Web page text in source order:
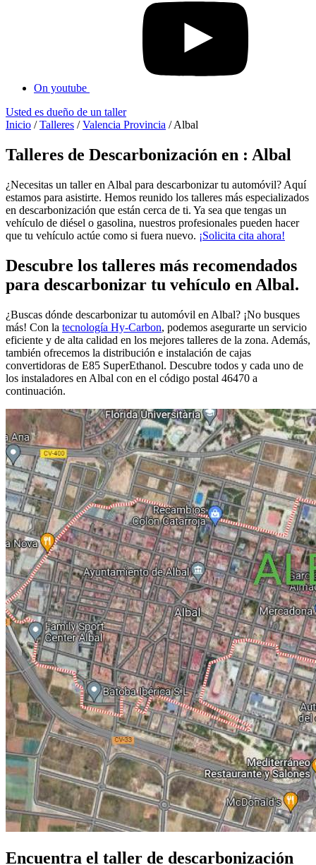
On youtube
Usted es dueño de un taller
Inicio /Talleres /Valencia Provincia /Albal
Talleres de Descarbonización en : Albal
¿Necesitas un taller en Albal para descarbonizar tu automóvil? Aquí
estamos para asistirte. Hemos reunido los talleres más especializados
en descarbonización que están cerca de ti. Ya sea que tengas un
vehículo de diésel o gasolina, nuestros profesionales pueden hacer
que tu vehículo actúe como si fuera nuevo. ¡Solicita cita ahora!
Descubre los talleres más recomendados
para descarbonizar tu vehículo en Albal.
¿Buscas dónde descarbonizar tu automóvil en Albal? ¡No busques
más! Con la tecnología Hy-Carbon, podemos asegurarte un servicio
eficiente y de alta calidad en los mejores talleres de la zona. Además,
también ofrecemos la distribución e instalación de cajas
convertidoras de E85 SuperEthanol. Descubre todos y cada uno de
los instaladores en Albal con en el código postal 46470 a
continuación.
Encuentra el taller de descarbonización